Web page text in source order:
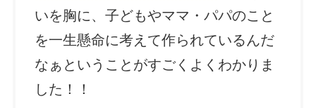
いを胸に、子どもやママ・パパのこと
を一生懸命に考えて作られているんだ
なぁということがすごくよくわかりま
した！！